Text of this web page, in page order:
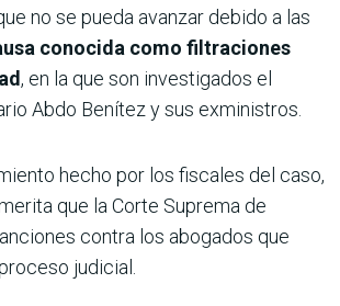
no se pueda avanzar debido a las
conocida como filtraciones
, en la que son investigados el
Abdo Benítez y sus exministros.
hecho por los fiscales del caso,
que la Corte Suprema de
contra los abogados que
judicial.